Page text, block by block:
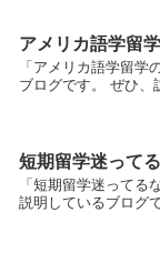
アメリカ語学留
「アメリカ語学留学
ブログです。 ぜひ
短期留学迷って
「短期留学迷ってる
説明しているブログ